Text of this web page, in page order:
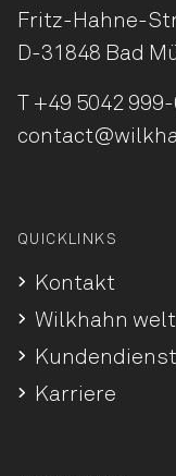
Fritz-Hahne-
D-31848 Bad
+49 5042
QUICKLINKS
Kontakt
Wilkhahn
Kundendienst
Karriere